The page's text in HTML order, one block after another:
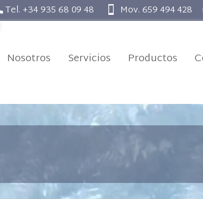
Tel. +34 935 68 09 48 Mov. 659 494 428
Nosotros Servicios Productos